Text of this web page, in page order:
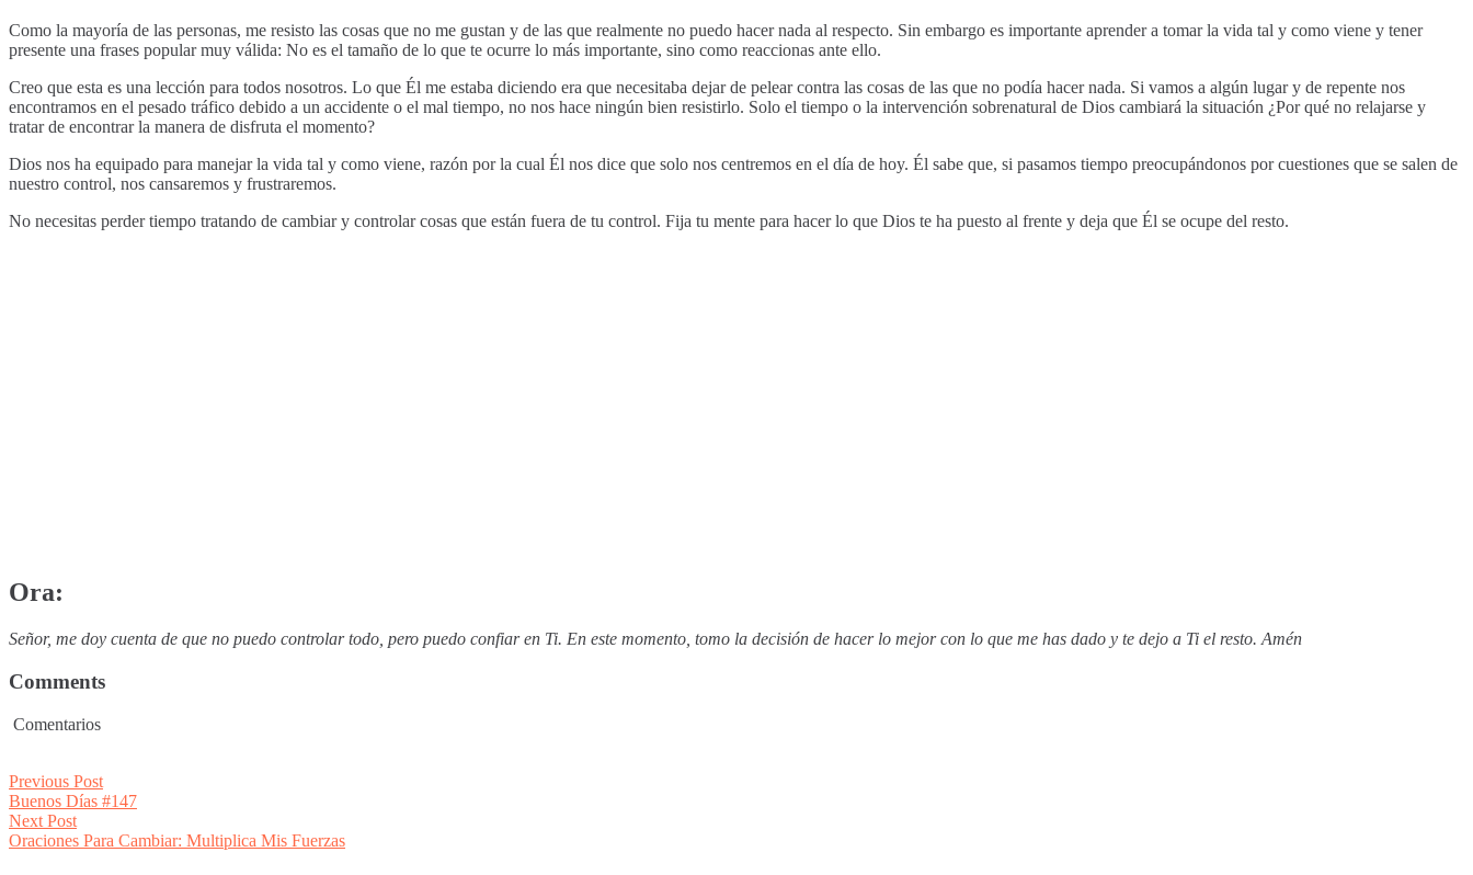
Como la mayoría de las personas, me resisto las cosas que no me gustan y de las que realmente no puedo hacer nada al respecto. Sin embargo es importante aprender a tomar la vida tal y como viene y tener
presente una frases popular muy válida: No es el tamaño de lo que te ocurre lo más importante, sino como reaccionas ante ello.
Creo que esta es una lección para todos nosotros. Lo que Él me estaba diciendo era que necesitaba dejar de pelear contra las cosas de las que no podía hacer nada. Si vamos a algún lugar y de repente nos
encontramos en el pesado tráfico debido a un accidente o el mal tiempo, no nos hace ningún bien resistirlo. Solo el tiempo o la intervención sobrenatural de Dios cambiará la situación ¿Por qué no relajarse y
tratar de encontrar la manera de disfruta el momento?
Dios nos ha equipado para manejar la vida tal y como viene, razón por la cual Él nos dice que solo nos centremos en el día de hoy. Él sabe que, si pasamos tiempo preocupándonos por cuestiones que se salen de
nuestro control, nos cansaremos y frustraremos.
No necesitas perder tiempo tratando de cambiar y controlar cosas que están fuera de tu control. Fija tu mente para hacer lo que Dios te ha puesto al frente y deja que Él se ocupe del resto.
Ora:
Señor, me doy cuenta de que no puedo controlar todo, pero puedo confiar en Ti. En este momento, tomo la decisión de hacer lo mejor con lo que me has dado y te dejo a Ti el resto. Amén
Comments
Comentarios
Post
navigation
Previous PostPrevious
post:
Buenos Días #147
Next PostNext
post:
Oraciones Para Cambiar: Multiplica Mis Fuerzas